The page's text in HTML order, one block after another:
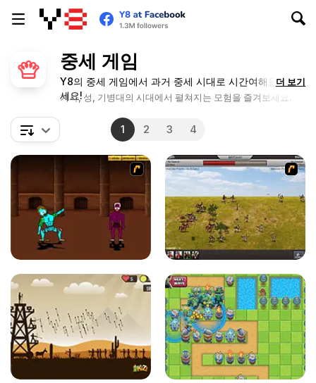
중세 게임
Y8의 중세 게임에서 과거 중세 시대로 시간여해을 해보
세요!
기사, 성, 기병대의 시대에서 펼쳐지는 모험을 즐겨보세요.
더 보기
1 2 3 4